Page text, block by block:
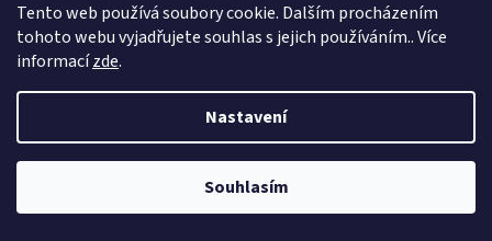
Tento web používá soubory cookie. Dalším procházením
tohoto webu vyjadřujete souhlas s jejich používáním.. Více
informacízde.
Nastavení
Souhlasím
nastavená Věrnostní sleva 3% - 10% na Všechny Vaše další nákupy. Čím
víc nakoupíte, tím větší slevu můžete získat. Vaše objednávky se sčítají.
Využít můžete i "Slevové kody" nebo DOPRAVU ZDARMA. Přejeme
příjemný nákup u nás Jana Kotasová Komárková a kolektiv pracovníků
materiálu.
materiálu.
Froté žínka 17x25 tmavě